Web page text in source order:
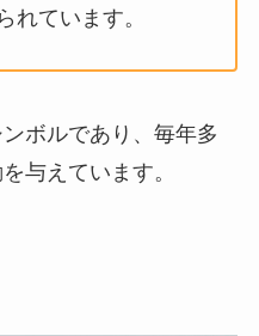
れています。
ボルであり、毎年多
与えています。